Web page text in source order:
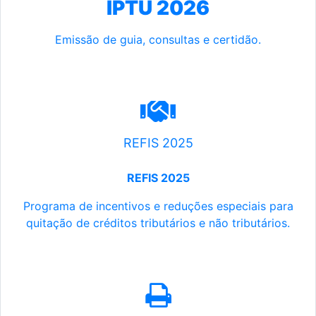
IPTU 2026
Emissão de guia, consultas e certidão.
REFIS 2025
REFIS 2025
Programa de incentivos e reduções especiais para
quitação de créditos tributários e não tributários.